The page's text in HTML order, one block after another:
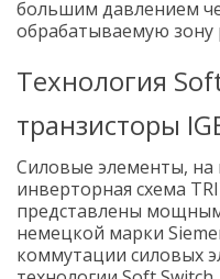
большим давлением
обрабатываемую зону
Технология
транзисторы
Силовые элементы, на
инверторная схема
представлены
немецкой марки
коммутации силовых